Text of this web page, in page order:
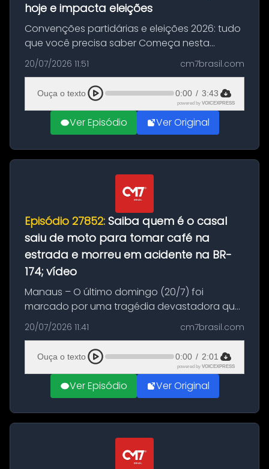
hoje e impacta eleições
Convenções partidárias e eleições 2026: tudo
que você precisa saber Começa nesta
segunda-feira e vai até 5 de agosto o prazo
para que partidos políticos e federações
partidárias realizem suas convençõ...
20/07/2026 11:51 cm7brasil.com
Ouça o texto 0:00 / 3:43
powered by VOICEXPRESS
Ver Episódio Ver Original
Episódio 27852: Saiba quem é o casal
saiu de moto para tomar café na
estrada e morreu em acidente na BR-
174; vídeo
Manaus – O último domingo (20/7) foi
marcado por uma tragédia devastadora que
resultou na morte precoce de dois jovens na
BR-174, na zona rural de Manaus. Um passeio
com destino a um típico café regio...
20/07/2026 11:41 cm7brasil.com
Ouça o texto 0:00 / 2:01
powered by VOICEXPRESS
Ver Episódio Ver Original